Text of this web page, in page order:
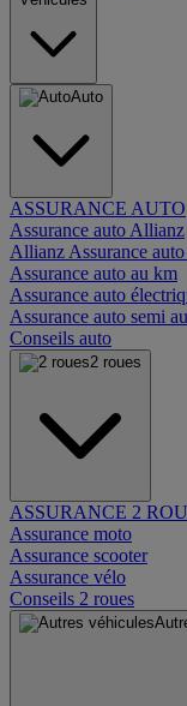
Auto
ASSURANCE AUTO
Assurance auto Allianz
Allianz Assurance
Assurance auto au km
Assurance auto
Assurance auto semi
Conseils auto
2 roues
ASSURANCE 2
Assurance moto
Assurance scooter
Assurance vélo
Conseils 2 roues